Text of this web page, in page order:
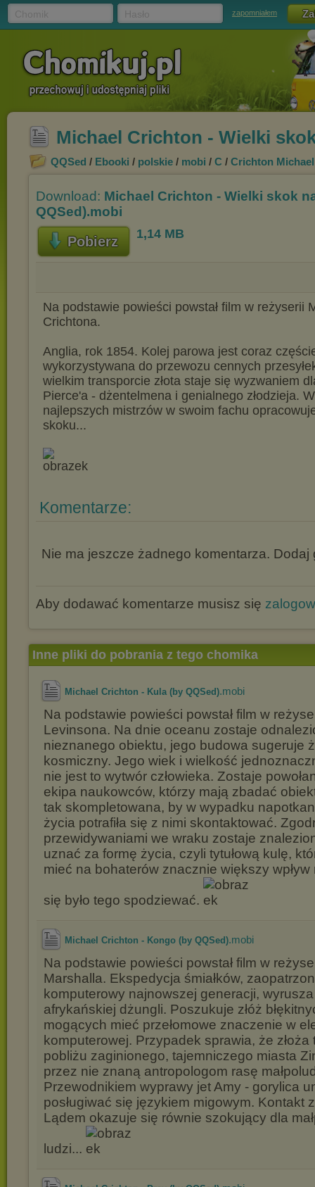
zapomniałem
Michael Crichton - Wielki
QQSed / Ebooki / polskie / mobi / C / Crichton Michael
Download: Michael Crichton - Wielki skok
QQSed).mobi
Pobierz 1,14 MB
Na podstawie powieści powstał film w reżyserii
Crichtona.
Anglia, rok 1854. Kolej parowa jest coraz
wykorzystywana do przewozu cennych
wielkim transporcie złota staje się wyzwaniem
Pierce'a - dżentelmena i genialnego złodzieja.
najlepszych mistrzów w swoim fachu
skoku...
Komentarze:
Nie ma jeszcze żadnego komentarza. Dodaj
Aby dodawać komentarze musisz się
Inne pliki do pobrania z tego chomika
Michael Crichton - Kula (by QQSed).mobi
Na podstawie powieści powstał film w
Levinsona. Na dnie oceanu zostaje
nieznanego obiektu, jego budowa sugeruje
kosmiczny. Jego wiek i wielkość
nie jest to wytwór człowieka. Zostaje
ekipa naukowców, którzy mają zbadać
tak skompletowana, by w wypadku
życia potrafiła się z nimi skontaktować.
przewidywaniami we wraku zostaje
uznać za formę życia, czyli tytułową kulę,
mieć na bohaterów znacznie większy
się było tego spodziewać.
Michael Crichton - Kongo (by QQSed).mobi
Na podstawie powieści powstał film w
Marshalla. Ekspedycja śmiałków,
komputerowy najnowszej generacji, wyrusza
afrykańskiej dżungli. Poszukuje złóż
mogących mieć przełomowe znaczenie w
komputerowej. Przypadek sprawia, że
pobliżu zaginionego, tajemniczego miasta
przez nie znaną antropologom rasę
Przewodnikiem wyprawy jet Amy - gorylica
posługiwać się językiem migowym. Kontakt
Lądem okazuje się równie szokujący dla
ludzi...